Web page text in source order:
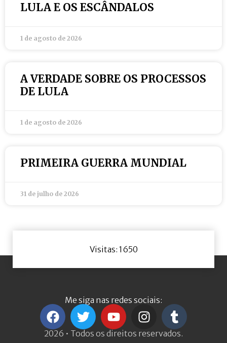
LULA E OS ESCÂNDALOS
1 de agosto de 2026
A VERDADE SOBRE OS PROCESSOS
DE LULA
1 de agosto de 2026
PRIMEIRA GUERRA MUNDIAL
31 de julho de 2026
Visitas: 1650
Me siga nas redes sociais:
2026 • Todos os direitos reservados.